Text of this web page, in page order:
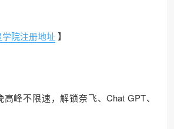
学院注册地址】
峰不限速，解锁奈飞、Chat GPT、